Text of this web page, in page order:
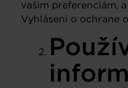
vašim preferenciám,
Vyhlásení o ochrane